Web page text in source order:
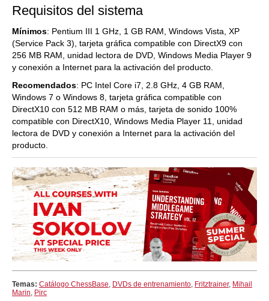
Requisitos del sistema
Mínimos: Pentium III 1 GHz, 1 GB RAM, Windows Vista, XP
(Service Pack 3), tarjeta gráfica compatible con DirectX9 con
256 MB RAM, unidad lectora de DVD, Windows Media Player 9
y conexión a Internet para la activación del producto.
Recomendados: PC Intel Core i7, 2.8 GHz, 4 GB RAM,
Windows 7 o Windows 8, tarjeta gráfica compatible con
DirectX10 con 512 MB RAM o más, tarjeta de sonido 100%
compatible con DirectX10, Windows Media Player 11, unidad
lectora de DVD y conexión a Internet para la activación del
producto.
Temas: Catálogo ChessBase, DVDs de entrenamiento, Fritztrainer, Mihail
Marin, Pirc